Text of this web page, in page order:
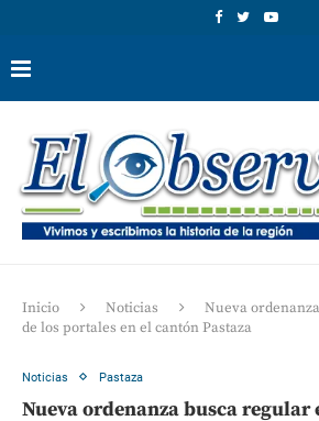
Inicio Noticias
Nueva
de los portales en el cantón Pastaza
Noticias Pastaza
Nueva ordenanza busca regular